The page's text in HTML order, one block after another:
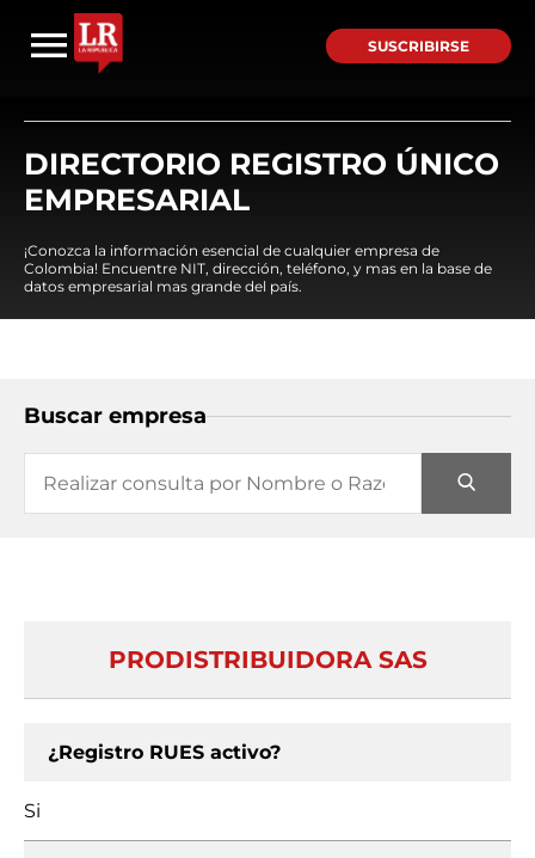
SUSCRIBIRSE
DIRECTORIO REGISTRO ÚNICO
EMPRESARIAL
¡Conozca la información esencial de cualquier empresa de
Colombia! Encuentre NIT, dirección, teléfono, y mas en la base de
datos empresarial mas grande del país.
Buscar empresa
PRODISTRIBUIDORA SAS
¿Registro RUES activo?
Si